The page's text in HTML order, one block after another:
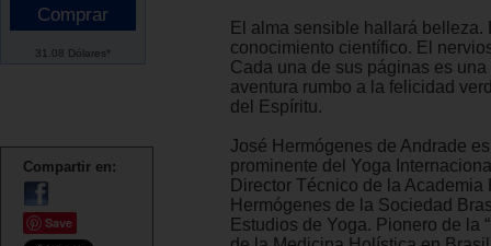
31.08 Dólares*
Compartir en:
Save
El alma sensible hallará belleza.
conocimiento científico. El
Cada una de sus páginas es
aventura rumbo a la felicidad
del Espíritu.
José Hermógenes de Andrade
prominente del Yoga
Director Técnico de la Academia
Hermógenes de la Sociedad
Estudios de Yoga. Pionero de la